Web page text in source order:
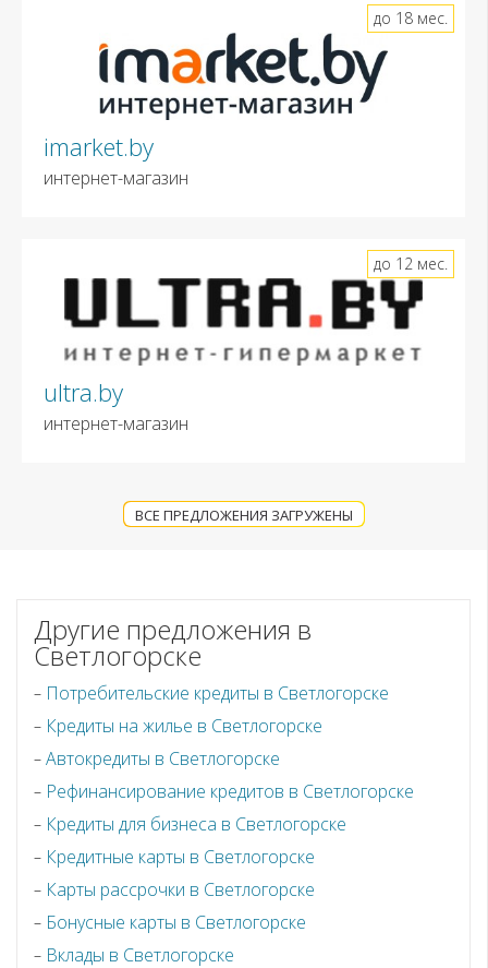
imarket.by
интернет-магазин
до 18 мес.
ultra.by
интернет-магазин
до 12 мес.
ВСЕ ПРЕДЛОЖЕНИЯ ЗАГРУЖЕНЫ
Другие предложения в
Светлогорске
Потребительские кредиты в Светлогорске
Кредиты на жилье в Светлогорске
Автокредиты в Светлогорске
Рефинансирование кредитов в Светлогорске
Кредиты для бизнеса в Светлогорске
Кредитные карты в Светлогорске
Карты рассрочки в Светлогорске
Бонусные карты в Светлогорске
Вклады в Светлогорске